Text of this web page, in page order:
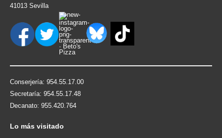
41013 Sevilla
Conserjería: 954.55.17.00
Secretaría: 954.55.17.48
Decanato: 955.420.764
Lo más visitado